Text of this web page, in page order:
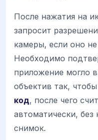
После нажатия на
запросит
камеры, если оно
Необходимо
приложение могло
объектив так,
код, после чего
автоматически,
снимок.